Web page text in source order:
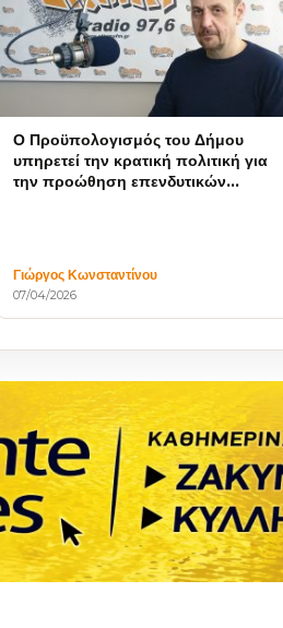
Ο Προϋπολογισμός του Δήμου
υπηρετεί την κρατική πολιτική για
την προώθηση επενδυτικών
Γιώργος Κωνσταντίνου
07/04/2026